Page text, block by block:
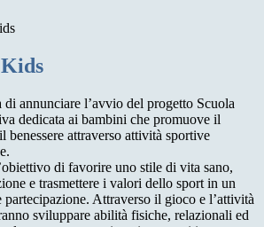
di annunciare l’avvio del progetto Scuola
dedicata ai bambini che promuove il
attraverso attività sportive
di favorire uno stile di vita sano,
e trasmettere i valori dello sport in un
Attraverso il gioco e l’attività
sviluppare abilità fisiche, relazionali ed